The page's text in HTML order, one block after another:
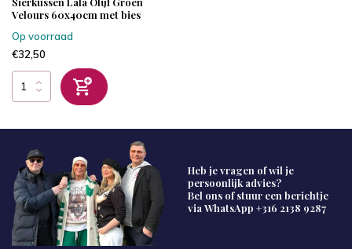
Velours 60x40cm met bies
Op voorraad
€32,50
Heb je vragen of wil je
persoonlijk advies?
Bel ons of stuur een berichtje
via WhatsApp +316 2138 9287